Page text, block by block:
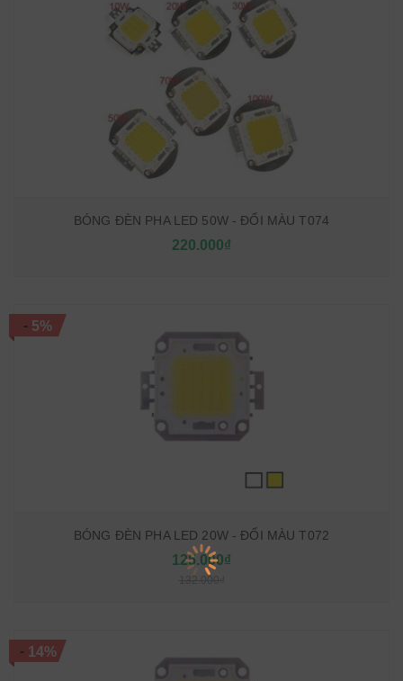
BÓNG ĐÈN PHA LED 50W - ĐỔI MÀU T074
220.000₫
- 5%
BÓNG ĐÈN PHA LED 20W - ĐỔI MÀU T072
125.000₫
-14%